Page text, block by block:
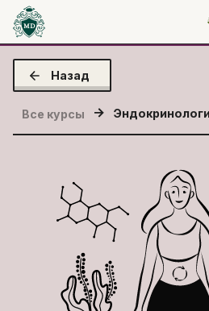
Назад
Все курсы